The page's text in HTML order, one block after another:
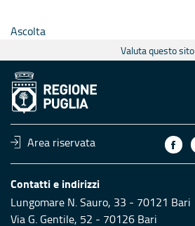
Ascolta
Valuta questo sito
Area riservata
Contatti e indirizzi
Lungomare N. Sauro, 33 - 70121 Bari
Via G. Gentile, 52 - 70126 Bari